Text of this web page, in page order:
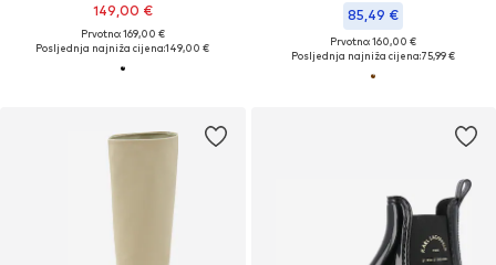
149,00 €
Prvotno: 169,00 €
Posljednja najniža cijena:149,00 €
85,49 €
Prvotno: 160,00 €
Posljednja najniža cijena:75,99 €